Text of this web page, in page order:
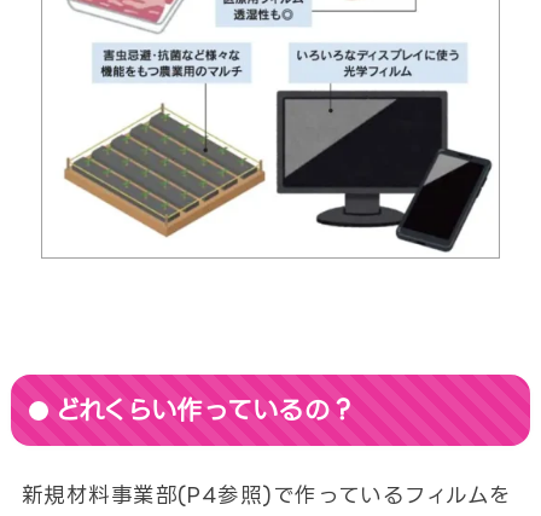
どれくらい作っているの？
新規材料事業部(P4参照)で作っているフィルムを